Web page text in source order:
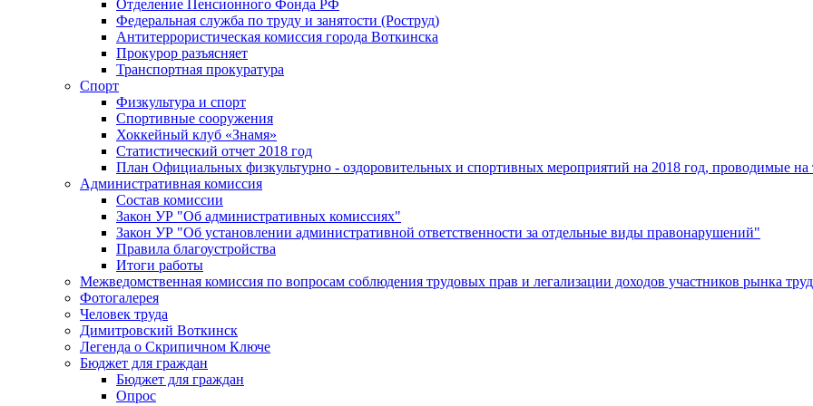
Отделение Пенсионного Фонда РФ
Федеральная служба по труду и занятости (Роструд)
Антитеррористическая комиссия города Воткинска
Прокурор разъясняет
Транспортная прокуратура
Спорт
Физкультура и спорт
Спортивные сооружения
Хоккейный клуб «Знамя»
Статистический отчет 2018 год
План Официальных физкультурно - оздоровительных и спортивных мероприятий на 2018 год, проводимые
Административная комиссия
Состав комиссии
Закон УР "Об административных комиссиях"
Закон УР "Об установлении административной ответственности за отдельные виды правонарушений"
Правила благоустройства
Итоги работы
Межведомственная комиссия по вопросам соблюдения трудовых прав и легализации доходов участников рынка
Фотогалерея
Человек труда
Димитровский Воткинск
Легенда о Скрипичном Ключе
Бюджет для граждан
Бюджет для граждан
Опрос